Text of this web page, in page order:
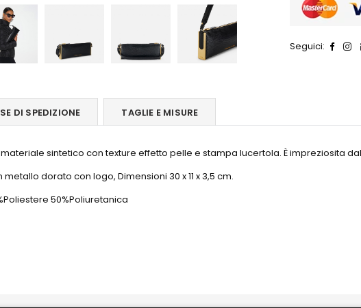
Seguici:
DI SPEDIZIONE TAGLIE E MISURE
sintetico con texture effetto pelle e stampa lucertola. È impreziosita
dorato con logo, Dimensioni 30 x 11 x 3,5 cm.
50%Poliuretanica